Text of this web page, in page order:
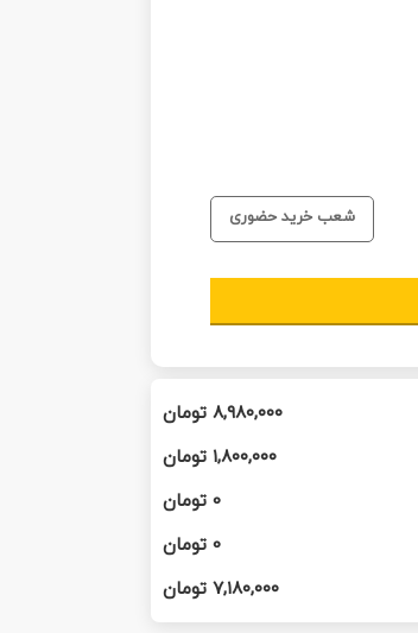
شعب خرید حضوری
۸,۹۸۰,۰۰۰تومان
۱,۸۰۰,۰۰۰ تومان
0تومان
0تومان
۷,۱۸۰,۰۰۰تومان